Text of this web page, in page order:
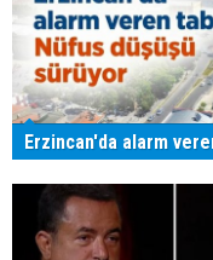
Erzincan'da alarm